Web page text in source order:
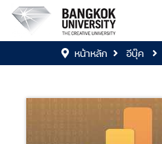
หน้าหลัก อีบุ๊ค